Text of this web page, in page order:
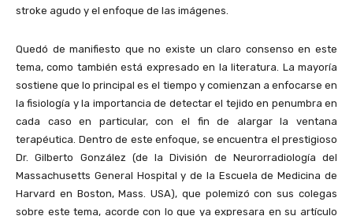
stroke agudo y el enfoque de las imágenes.
Quedó de manifiesto que no existe un claro consenso en este
tema, como también está expresado en la literatura. La mayoría
sostiene que lo principal es el tiempo y comienzan a enfocarse en
la fisiología y la importancia de detectar el tejido en penumbra en
cada caso en particular, con el fin de alargar la ventana
terapéutica. Dentro de este enfoque, se encuentra el prestigioso
Dr. Gilberto González (de la División de Neurorradiología del
Massachusetts General Hospital y de la Escuela de Medicina de
Harvard en Boston, Mass. USA), que polemizó con sus colegas
sobre este tema, acorde con lo que ya expresara en su artículo